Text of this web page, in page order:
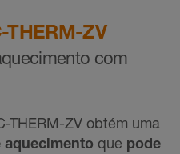
THERM-ZV
com
THERM-ZV obtém uma
aquecimento que pode